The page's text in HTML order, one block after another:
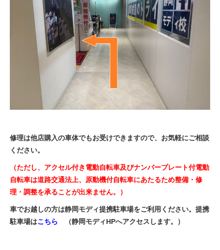
修理は他店購入の車体でもお受けできますので、お気軽にご相談
ください。
（ただし、アクセル付き電動自転車及びナンバープレート付電動
自転車は道路交通法上、原動機付自転車にあたるため整備・修
理・調整を承ることが出来ません。）
車でお越しの方は静岡モディ提携駐車場をご利用ください。提携
駐車場はこちら （静岡モディHPへアクセスします。）